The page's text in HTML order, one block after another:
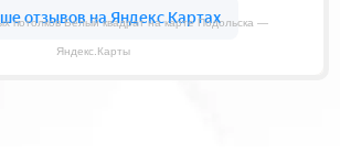
потолков Белый квадрат на карте Подольска —
Яндекс.Карты